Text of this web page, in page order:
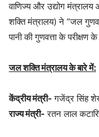
वाणिज्य और उद्योग
शक्ति मंत्रालय) ने “जल
पानी की गुणवत्ता के
जल शक्ति मंत्रालय के बारे में:
केंद्रीय मंत्री- गजेंद्र सिंह
राज्य मंत्री- रतन लाल